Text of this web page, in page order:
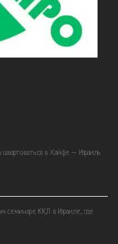
швартоваться в Хайфе – Израиль
семинаре ККЛ в Израиле, где